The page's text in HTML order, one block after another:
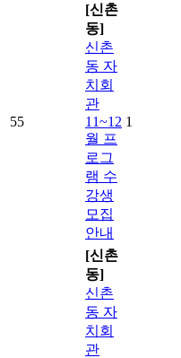
55
[신촌
동]
신촌
동 자
치회
관
11~12
월 프
로그
램 수
강생
모집
안내
1
[신촌
동]
신촌
동 자
치회
관